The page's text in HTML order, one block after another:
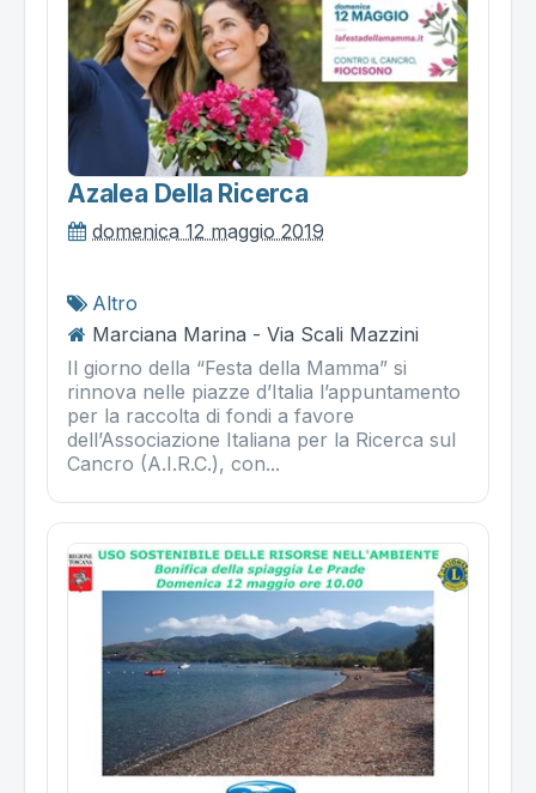
Azalea Della Ricerca
domenica 12 maggio 2019
Altro
Marciana Marina - Via Scali Mazzini
Il giorno della “Festa della Mamma” si
rinnova nelle piazze d’Italia l’appuntamento
per la raccolta di fondi a favore
dell’Associazione Italiana per la Ricerca sul
Cancro (A.I.R.C.), con...